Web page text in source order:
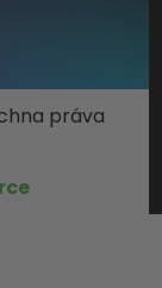
práva